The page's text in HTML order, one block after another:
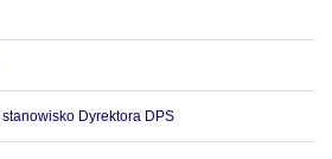
Dyrektora DPS